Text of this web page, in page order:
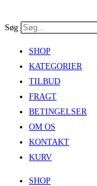
to
Søg
SHOP
KATEGORIER
TILBUD
FRAGT
BETINGELSER
OM OS
KONTAKT
KURV
SHOP